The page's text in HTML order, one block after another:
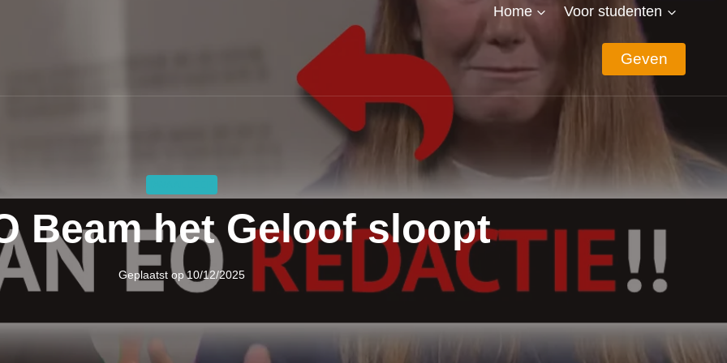
Home Voor studenten
Geven
Beam het Geloof sloopt
Geplaatst op 10/12/2025